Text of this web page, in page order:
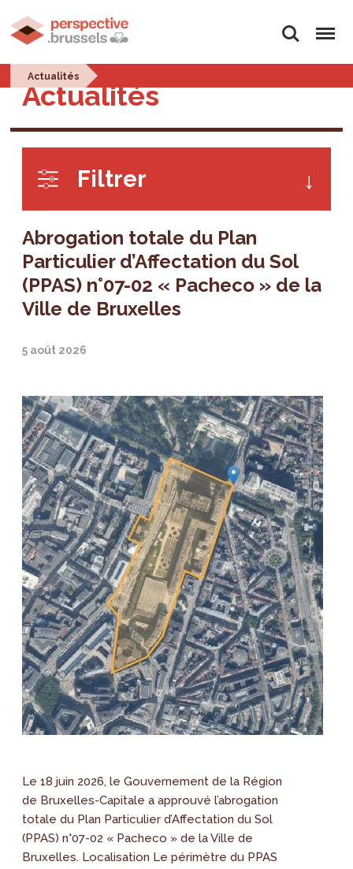
Rechercher
Menu
Actualités
Actualités
Filtrer
Abrogation totale du Plan
Particulier d’Affectation du Sol
(PPAS) n°07-02 « Pacheco » de la
Ville de Bruxelles
5 août 2026
Le 18 juin 2026, le Gouvernement de la Région
de Bruxelles-Capitale a approuvé l’abrogation
totale du Plan Particulier d’Affectation du Sol
(PPAS) n°07-02 « Pacheco » de la Ville de
Bruxelles. Localisation Le périmètre du PPAS